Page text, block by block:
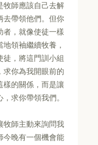
牧師應該自己去解
去帶領他們。但你
者，就像使徒一樣
領袖繼續牧養，
，將這門訓小組
求你為我開眼前的
樣的關係，而是讓
求你帶領我們。
牧師主動來詢問我
今晚有一個機會能